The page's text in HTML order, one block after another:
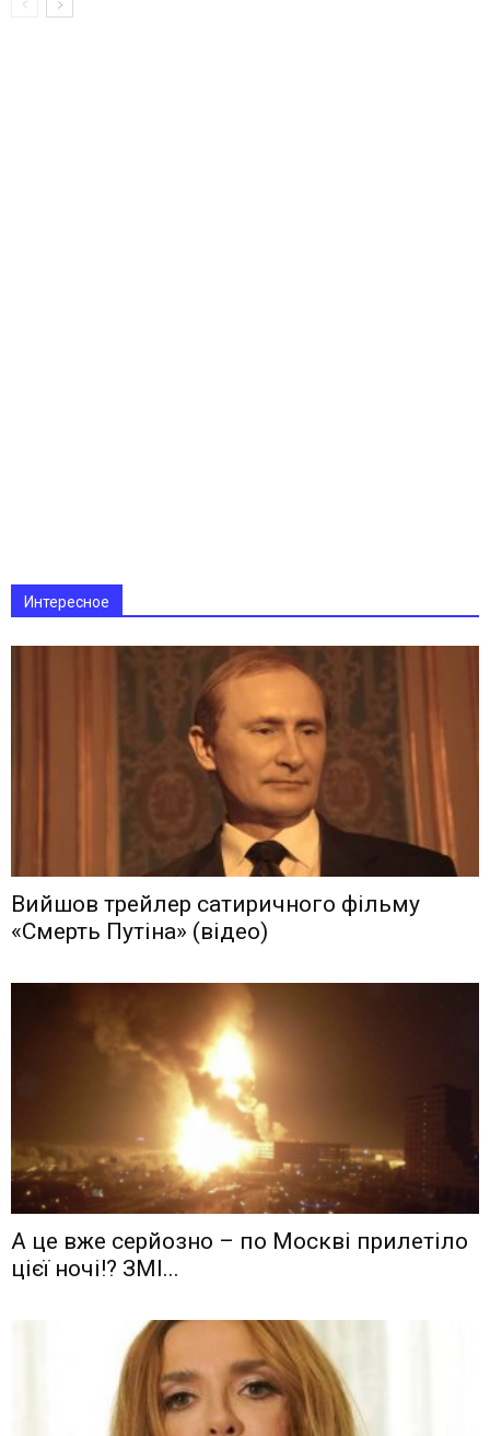
Интересное
Вийшов трейлер сатиричного фільму
«Смерть Путіна» (відео)
А це вже серйозно – по Москві прилетіло
цієї ночі!? ЗМІ...